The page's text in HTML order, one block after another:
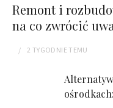
Remont i
na co zwrócić
2 TYGODNIETEMU